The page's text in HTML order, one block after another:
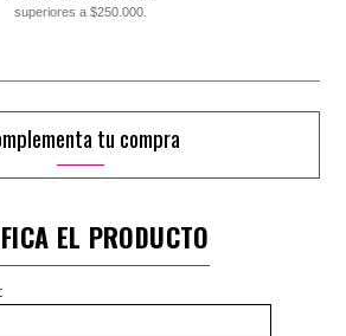
superiores a $250.000.
tu compra
EL PRODUCTO